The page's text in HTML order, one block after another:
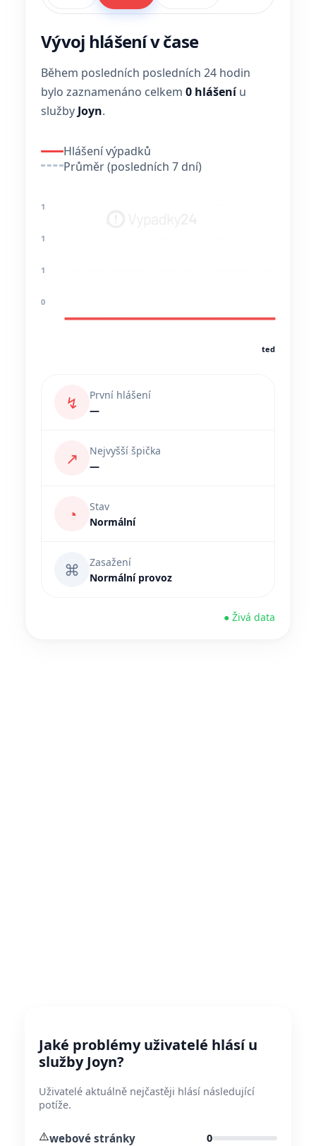
Vývoj hlášení v čase
Během posledních posledních 24 hodin
bylo zaznamenáno celkem 0 hlášeníu
služby Joyn.
Hlášení výpadků
Průměr (posledních 7 dní)
1
1
1
0
teď
↯
První hlášení
—
↗
Nejvyšší špička
—
◔
Stav
Normální
⌘
Zasažení
Normální provoz
● Živá data
Jaké problémy uživatelé hlásí u
služby Joyn?
Uživatelé aktuálně nejčastěji hlásí následující
potíže.
⚠️webové stránky 0